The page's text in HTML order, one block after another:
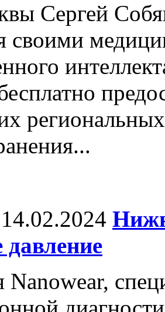
Сергей
своими
14.02.2024
давление
Nanowear,